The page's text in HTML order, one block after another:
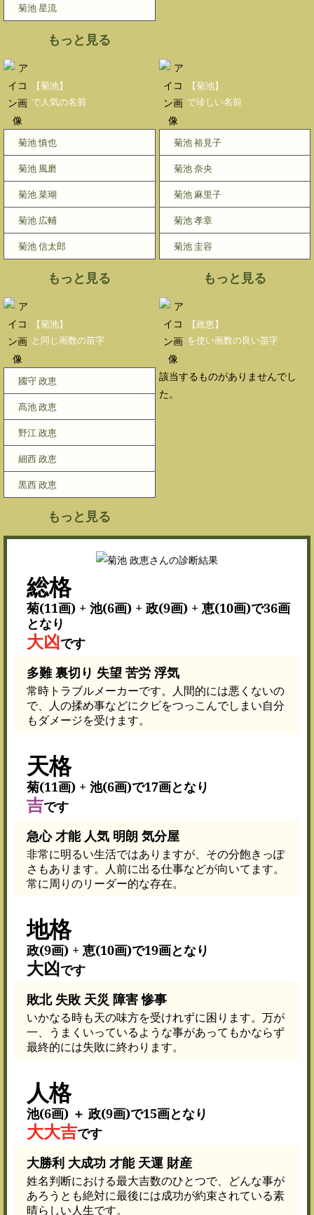
菊池 星流
もっと見る
【菊池】
で人気の名前
菊池 慎也
菊池 風磨
菊池 菜瑚
菊池 広輔
菊池 信太郎
もっと見る
【菊池】
で珍しい名前
菊池 裕見子
菊池 奈央
菊池 麻里子
菊池 孝章
菊池 圭容
もっと見る
【菊池】
と同じ画数の苗字
國守 政恵
髙池 政恵
野江 政恵
細西 政恵
黒西 政恵
もっと見る
【政恵】
を使い画数の良い苗字
該当するものがありませんでし
た。
総格
菊(11画) + 池(6画) + 政(9画) + 恵(10画)で36画
となり
大凶です
多難 裏切り 失望 苦労 浮気
常時トラブルメーカーです。人間的には悪くないの
で、人の揉め事などにクビをつっこんでしまい自分
もダメージを受けます。
天格
菊(11画) + 池(6画)で17画となり
吉です
急心 才能 人気 明朗 気分屋
非常に明るい生活ではありますが、その分飽きっぽ
さもあります。人前に出る仕事などが向いてます。
常に周りのリーダー的な存在。
地格
政(9画) + 恵(10画)で19画となり
大凶です
敗北 失敗 天災 障害 惨事
いかなる時も天の味方を受けれずに困ります。万が
一、うまくいっているような事があってもかならず
最終的には失敗に終わります。
人格
池(6画) ＋ 政(9画)で15画となり
大大吉です
大勝利 大成功 才能 天運 財産
姓名判断における最大吉数のひとつで、どんな事が
あろうとも絶対に最後には成功が約束されている素
晴らしい人生です。